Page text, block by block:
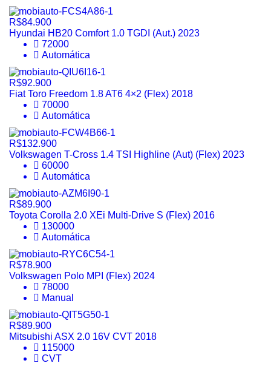
R$84.900
Hyundai HB20 Comfort 1.0 TGDI (Aut.) 2023
72000
Automática
R$92.900
Fiat Toro Freedom 1.8 AT6 4×2 (Flex) 2018
70000
Automática
R$132.900
Volkswagen T-Cross 1.4 TSI Highline (Aut) (Flex) 2023
60000
Automática
R$89.900
Toyota Corolla 2.0 XEi Multi-Drive S (Flex) 2016
130000
Automática
R$78.900
Volkswagen Polo MPI (Flex) 2024
78000
Manual
R$89.900
Mitsubishi ASX 2.0 16V CVT 2018
115000
CVT